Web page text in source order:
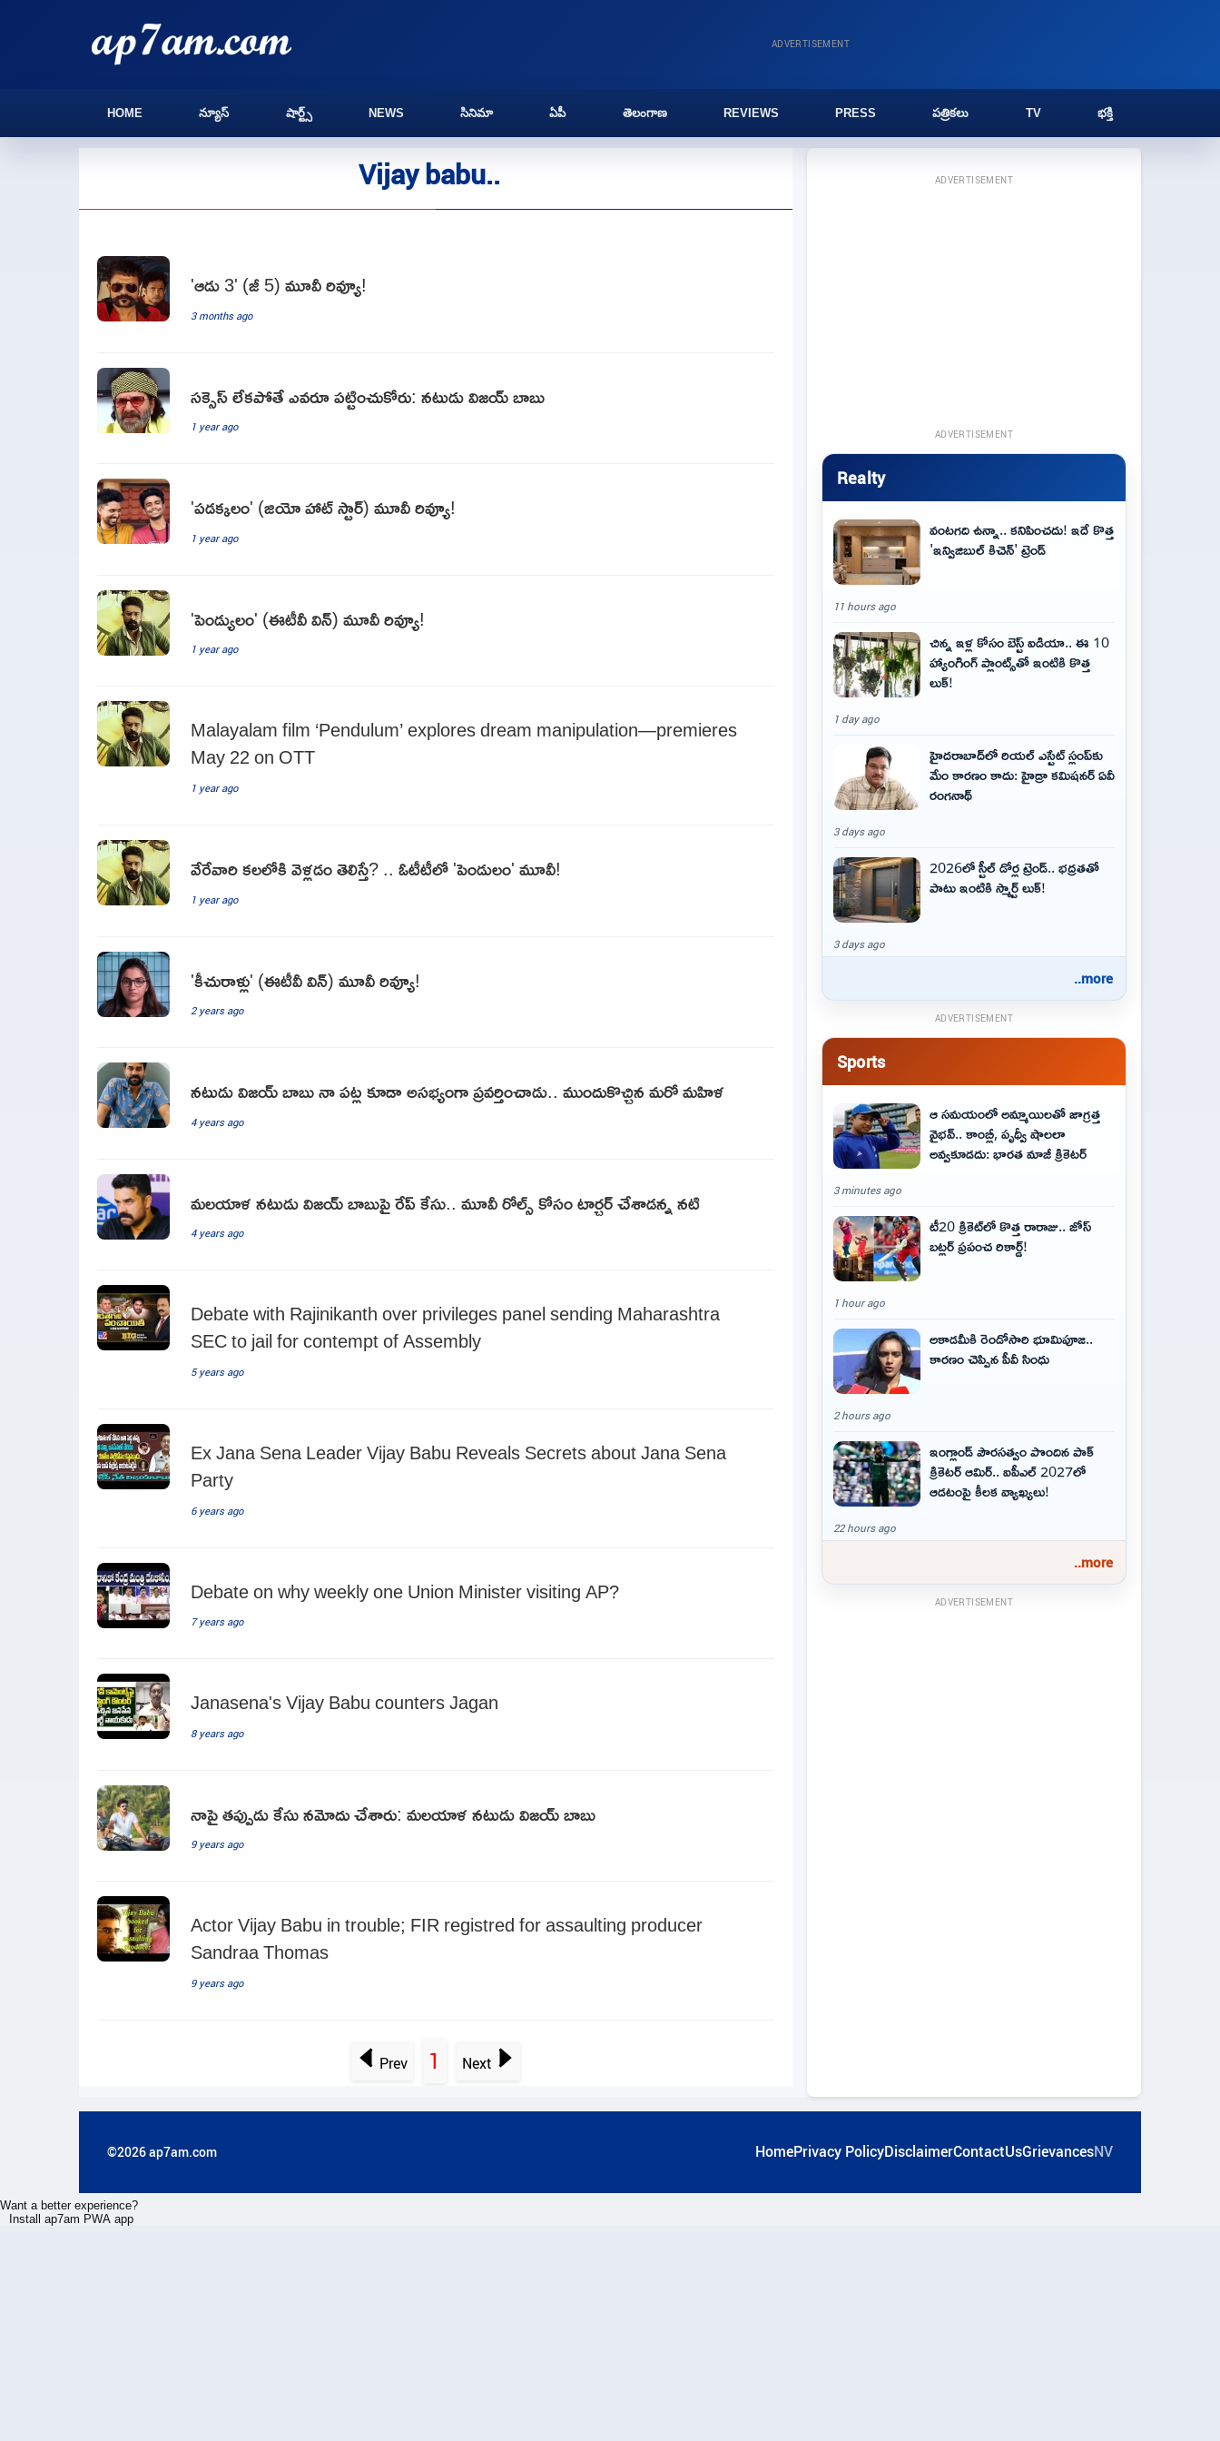
ADVERTISEMENT
HOME న్యూస్ షార్ట్స్ NEWS సినిమా ఏపీ తెలంగాణ REVIEWS PRESS పత్రికలు TV భక్తి
Vijay babu..
'ఆడు 3' (జీ 5) మూవీ రివ్యూ!
3 months ago
సక్సెస్ లేకపోతే ఎవరూ పట్టించుకోరు: నటుడు విజయ్ బాబు
1 year ago
'పడక్కలం' (జియో హాట్ స్టార్) మూవీ రివ్యూ!
1 year ago
'పెండ్యులం' (ఈటీవీ విన్) మూవీ రివ్యూ!
1 year ago
Malayalam film ‘Pendulum’ explores dream manipulation—premieres
May 22 on OTT
1 year ago
వేరేవారి కలలోకి వెళ్లడం తెలిస్తే? .. ఓటీటీలో 'పెండులం' మూవీ!
1 year ago
'కీచురాళ్లు' (ఈటీవీ విన్) మూవీ రివ్యూ!
2 years ago
నటుడు విజయ్ బాబు నా పట్ల కూడా అసభ్యంగా ప్రవర్తించాడు.. ముందుకొచ్చిన మరో మహిళ
4 years ago
మలయాళ నటుడు విజయ్ బాబుపై రేప్ కేసు.. మూవీ రోల్స్ కోసం టార్చర్ చేశాడన్న నటి
4 years ago
Debate with Rajinikanth over privileges panel sending Maharashtra
SEC to jail for contempt of Assembly
5 years ago
Ex Jana Sena Leader Vijay Babu Reveals Secrets about Jana Sena
Party
6 years ago
Debate on why weekly one Union Minister visiting AP?
7 years ago
Janasena's Vijay Babu counters Jagan
8 years ago
నాపై తప్పుడు కేసు నమోదు చేశారు: మలయాళ నటుడు విజయ్‌ బాబు
9 years ago
Actor Vijay Babu in trouble; FIR registred for assaulting producer
Sandraa Thomas
9 years ago
Prev 1 Next
ADVERTISEMENT
ADVERTISEMENT
Realty
వంటగది ఉన్నా.. కనిపించదు! ఇదే కొత్త
'ఇన్విజిబుల్ కిచెన్' ట్రెండ్
11 hours ago
చిన్న ఇళ్ల కోసం బెస్ట్ ఐడియా.. ఈ 10
హ్యాంగింగ్ ప్లాంట్స్‌తో ఇంటికి కొత్త
లుక్!
1 day ago
హైదరాబాద్‌లో రియల్ ఎస్టేట్ స్లంప్‌కు
మేం కారణం కాదు: హైడ్రా కమిషనర్ ఏవీ
రంగనాథ్
3 days ago
2026లో స్టీల్ డోర్ల ట్రెండ్.. భద్రతతో
పాటు ఇంటికి స్మార్ట్ లుక్!
3 days ago
..more
ADVERTISEMENT
Sports
ఆ స‌మ‌యంలో అమ్మాయిల‌తో జాగ్ర‌త్త‌
వైభ‌వ్‌.. కాంబ్లీ, పృథ్వీ షాలలా
అవ్వ‌కూడ‌దు: భార‌త మాజీ క్రికెట‌ర్‌
3 minutes ago
టీ20 క్రికెట్‌లో కొత్త రారాజు.. జోస్
బట్లర్ ప్ర‌పంచ రికార్డ్‌!
1 hour ago
అకాడమీకి రెండోసారి భూమిపూజ..
కారణం చెప్పిన పీవీ సింధు
2 hours ago
ఇంగ్లాండ్ పౌరసత్వం పొందిన పాక్
క్రికెటర్ ఆమిర్.. ఐపీఎల్ 2027లో
ఆడటంపై కీలక వ్యాఖ్యలు!
22 hours ago
..more
ADVERTISEMENT
©2026 ap7am.com HomePrivacy PolicyDisclaimerContactUsGrievancesNV
Want a better experience?
Install ap7am PWA app